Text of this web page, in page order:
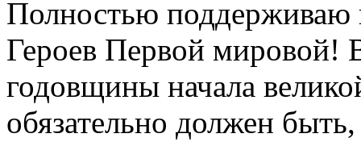
Полностью поддерживаю
Героев Первой мировой!
годовщины начала
обязательно должен